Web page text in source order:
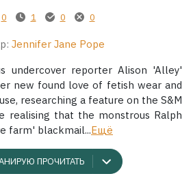
0 1 0 0
Jennifer Jane Pope
undercover reporter Alison 'Alley'
new found love of fetish wear and
researching a feature on the S&M
realising that the monstrous Ralph
farm' blackmail...Ещё
ПРОЧИТАТЬ